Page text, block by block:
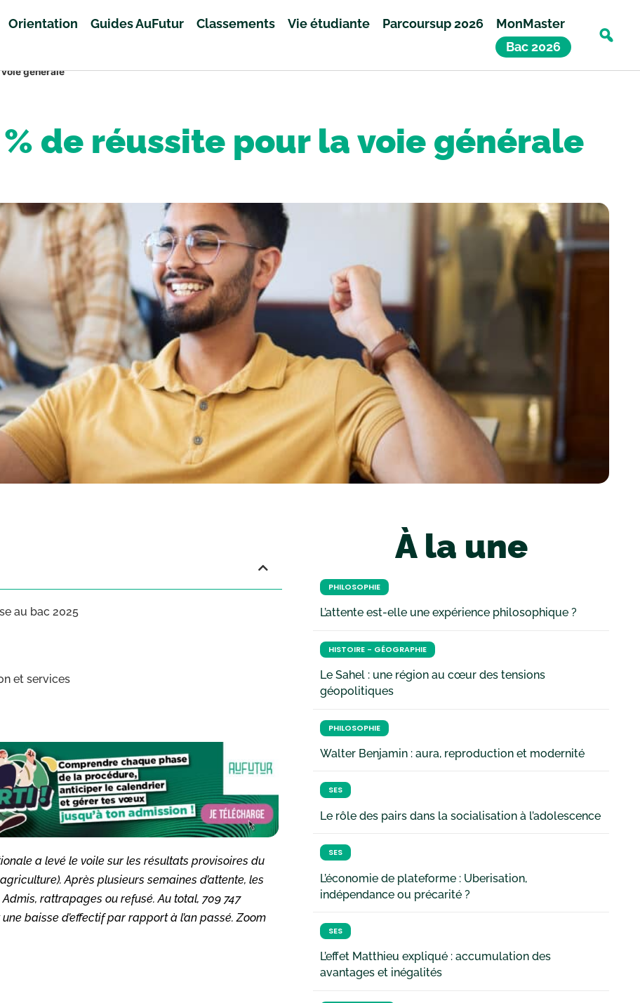
Orientation Guides AuFutur Classements Vie étudiante Parcoursup 2026
MonMaster
Bac 2026
voie générale
% de réussite pour la voie générale
au bac 2025
et services
a levé le voile sur les résultats provisoires du
Après plusieurs semaines d’attente, les
rattrapages ou refusé. Au total, 709 747
baisse d’effectif par rapport à l’an passé. Zoom
À la une
PHILOSOPHIE
L’attente est-elle une expérience philosophique ?
HISTOIRE - GÉOGRAPHIE
Le Sahel : une région au cœur des tensions
géopolitiques
PHILOSOPHIE
Walter Benjamin : aura, reproduction et modernité
SES
Le rôle des pairs dans la socialisation à l’adolescence
SES
L’économie de plateforme : Uberisation,
indépendance ou précarité ?
SES
L’effet Matthieu expliqué : accumulation des
avantages et inégalités